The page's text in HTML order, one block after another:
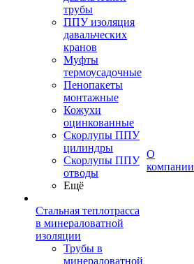
трубы
ППУ изоляция
давальческих
кранов
Муфты
термоусадочные
Пенопакеты
монтажные
Кожухи
оцинкованные
Скорлупы ППУ
цилиндры
Скорлупы ППУ
отводы
Ещё
Стальная теплотрасса
в минераловатной
изоляции
Трубы в
минераловатной
О
компании